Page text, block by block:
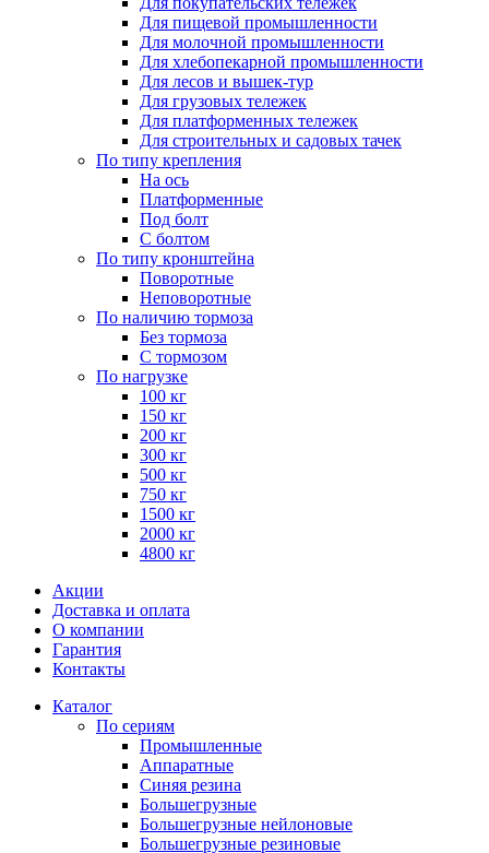
Для пищевой промышленности
Для молочной промышленности
Для хлебопекарной промышленности
Для лесов и вышек-тур
Для грузовых тележек
Для платформенных тележек
Для строительных и садовых тачек
По типу крепления
На ось
Платформенные
Под болт
С болтом
По типу кронштейна
Поворотные
Неповоротные
По наличию тормоза
Без тормоза
С тормозом
По нагрузке
100 кг
150 кг
200 кг
300 кг
500 кг
750 кг
1500 кг
2000 кг
4800 кг
Акции
Доставка и оплата
О компании
Гарантия
Контакты
Каталог
По сериям
Промышленные
Аппаратные
Синяя резина
Большегрузные
Большегрузные нейлоновые
Большегрузные резиновые